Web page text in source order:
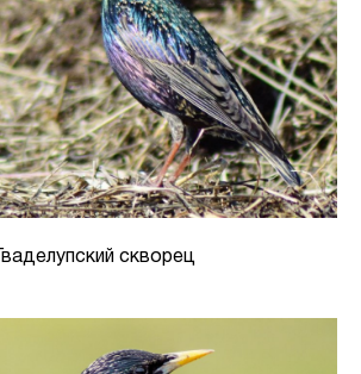
Гваделупский скворец